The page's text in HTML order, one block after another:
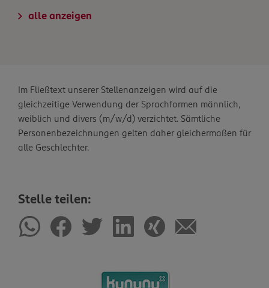
alle anzeigen
Im Fließtext unserer Stellenanzeigen wird auf die
gleichzeitige Verwendung der Sprachformen männlich,
weiblich und divers (m/w/d) verzichtet. Sämtliche
Personenbezeichnungen gelten daher gleichermaßen für
alle Geschlechter.
Stelle teilen: